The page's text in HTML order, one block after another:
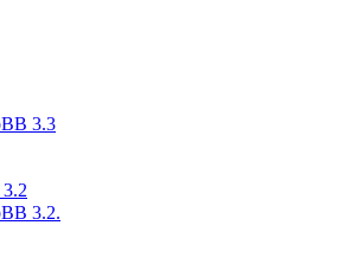
3.3
3.2.